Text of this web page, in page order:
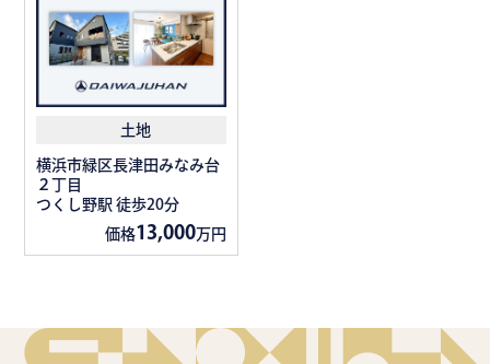
土地
横浜市緑区長津田みなみ台
２丁目
つくし野駅 徒歩20分
価格13,000万円